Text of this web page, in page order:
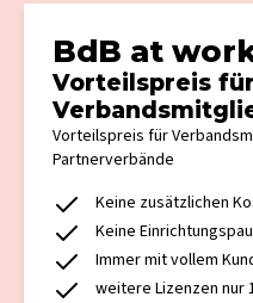
BdB at
Vorteilspreis für
Vorteilspreis für
Partnerverbände
Keine zusätzlichen
Keine
Immer mit vollem
weitere Lizenzen nur